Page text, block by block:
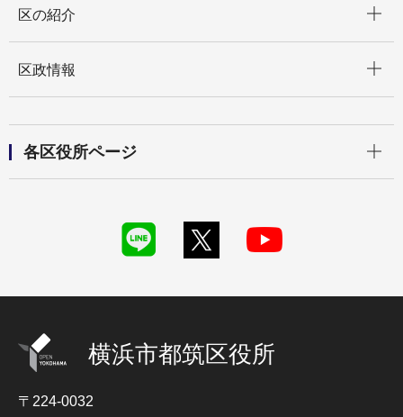
区の紹介
区政情報
各区役所ページ
横浜市都筑区役所
〒224-0032